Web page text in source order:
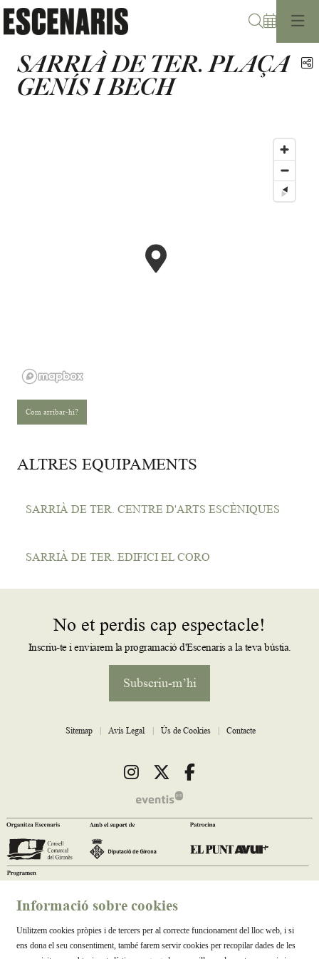
SARRIÀ DE TER. PLAÇA
GENÍS I BECH
Com arribar-hi?
ALTRES EQUIPAMENTS
SARRIÀ DE TER. CENTRE D'ARTS ESCÈNIQUES
SARRIÀ DE TER. EDIFICI EL CORO
No et perdis cap espectacle!
Inscriu-te i enviarem la programació d'Escenaris a la teva bústia.
Subscriu-m’hi
Sitemap | Avís Legal | Ús de Cookies | Contacte
Link a instagram
Link a twitter
Link a facebook
Informació sobre cookies
Utilitzem cookies pròpies i de tercers per al correcte funcionament del lloc web, i si
ens dona el seu consentiment, també farem servir cookies per recopilar dades de les